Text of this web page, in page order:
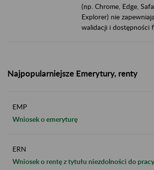
(np. Chrome, Edge,
Explorer) nie
walidacji i dostępności
Najpopularniejsze Emerytury, renty
EMP
Wniosek o emeryturę
ERN
Wniosek o rentę z tytułu niezdolności do pracy